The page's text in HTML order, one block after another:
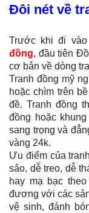
Đôi nét về
Trước khi đi
đồng, đầu tiên
cơ bản về dòng
Tranh đồng mỹ
hoặc chìm trên
đề. Tranh đồng
đồng hoặc
sang trọng và
vàng 24k.
Ưu điểm của
sảo, dễ treo, dễ
hay mạ bạc
đương với các
vệ sinh, đánh